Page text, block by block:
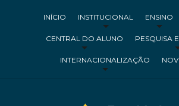
INÍCIO INSTITUCIONAL ENSINO
CENTRAL DO ALUNO PESQUISA
INTERNACIONALIZAÇÃO